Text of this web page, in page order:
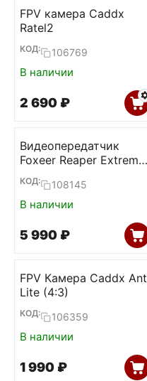
FPV камера Caddx
Ratel2
КОД: 106769
В наличии
2 690 ₽
Видеопередатчик
Foxeer Reaper Extreme
v3 2.5W 4.9G-6G 80ch
VTx
КОД: 108145
В наличии
5 990 ₽
FPV Камера Caddx Ant
Lite (4:3)
КОД: 106359
В наличии
1 990 ₽